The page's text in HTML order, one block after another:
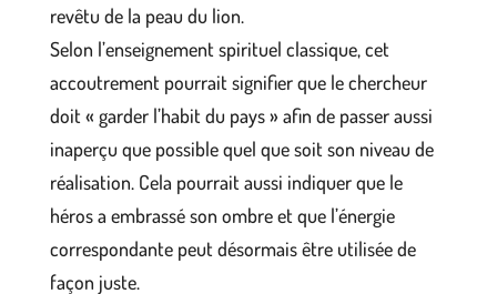
revêtu de la peau du lion.
Selon l’enseignement spirituel classique, cet
accoutrement pourrait signifier que le chercheur
doit « garder l’habit du pays » afin de passer aussi
inaperçu que possible quel que soit son niveau de
réalisation. Cela pourrait aussi indiquer que le
héros a embrassé son ombre et que l’énergie
correspondante peut désormais être utilisée de
façon juste.